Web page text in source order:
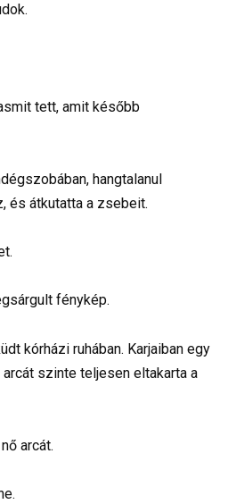
tett, amit később
hangtalanul
és átkutatta a zsebeit.
fénykép.
kórházi ruhában. Karjaiban egy
szinte teljesen eltakarta a
arcát.